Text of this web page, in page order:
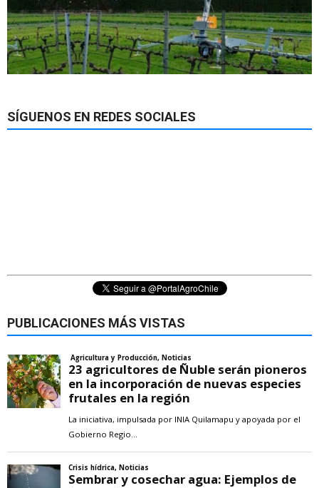
SÍGUENOS EN REDES SOCIALES
PUBLICACIONES MÁS VISTAS